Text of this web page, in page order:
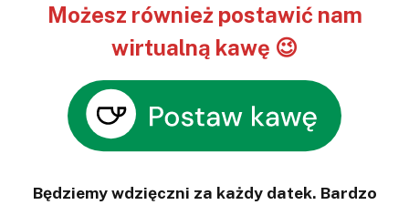
Możesz również postawić nam
wirtualną kawę 😉
Będziemy wdzięczni za każdy datek. Bardzo